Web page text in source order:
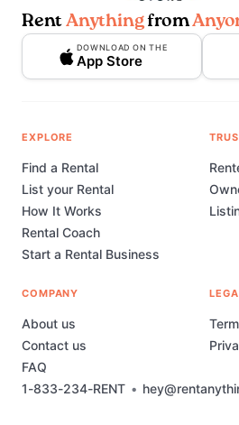
Rent Anythingfrom
DOWNLOAD ON THE
App Store
1-833-234-RENT •
EXPLORE
Find a Rental
List your Rental
How It Works
Rental Coach
Start a Rental Business
COMPANY
About us
Contact us
FAQ